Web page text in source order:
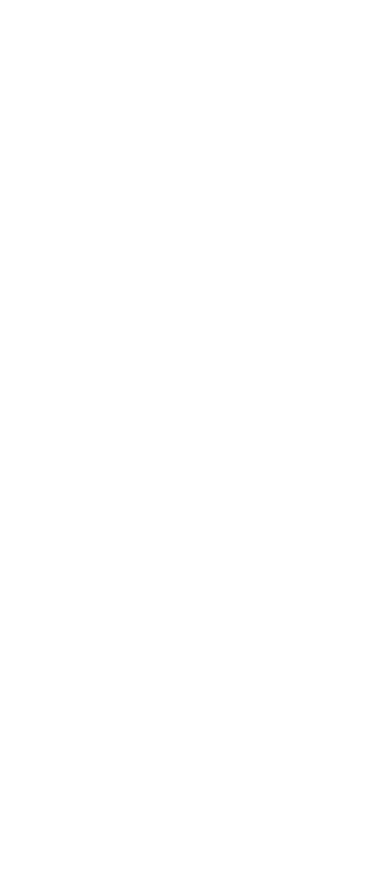
favoritos
favoritos
favoritos